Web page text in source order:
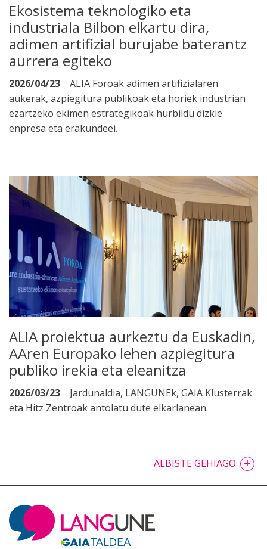
Ekosistema teknologiko eta
industriala Bilbon elkartu dira,
adimen artifizial burujabe baterantz
aurrera egiteko
2026/04/23
ALIA Foroak adimen artifizialaren
aukerak, azpiegitura publikoak eta horiek industrian
ezartzeko ekimen estrategikoak hurbildu dizkie
enpresa eta erakundeei.
ALIA proiektua aurkeztu da Euskadin,
AAren Europako lehen azpiegitura
publiko irekia eta eleanitza
2026/03/23
Jardunaldia, LANGUNEk, GAIA Klusterrak
eta Hitz Zentroak antolatu dute elkarlanean.
ALBISTE GEHIAGO +